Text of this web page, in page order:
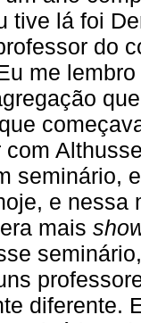
tive lá foi
do
me
seminário,
e nessa
mais
diferente.